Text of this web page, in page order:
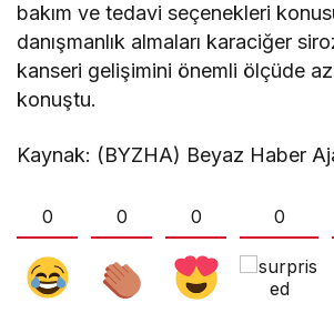
bakım ve tedavi seçenekleri
danışmanlık almaları karaciğer
kanseri gelişimini önemli ölçüde
konuştu.
Kaynak: (BYZHA) Beyaz Haber
0 0 0 0